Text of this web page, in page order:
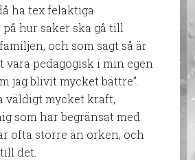
ha tex felaktiga
hur saker ska gå till
och som sagt så är
vara pedagogisk i min egen
jag blivit mycket bättre”.
väldigt mycket kraft,
som har begränsat med
ofta större än orken, och
det.